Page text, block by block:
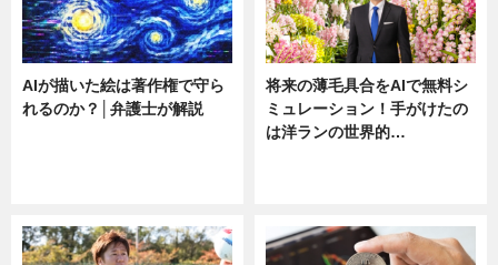
AIが描いた絵は著作権で守ら
れるのか？│弁護士が解説
将来の薄毛具合をAIで無料シ
ミュレーション！手がけたの
は洋ランの世界的…